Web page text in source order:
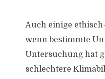
Auch einige
wenn bestimmte
Untersuchung hat
schlechtere